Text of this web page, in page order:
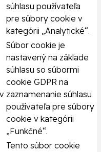
súhlasu používateľa
pre súbory cookie v
kategórii „Analytické“.
Súbor cookie je
nastavený na základe
súhlasu so súbormi
cookie GDPR na
zaznamenanie súhlasu
používateľa pre súbory
cookie v kategórii
„Funkčné“.
Tento súbor cookie